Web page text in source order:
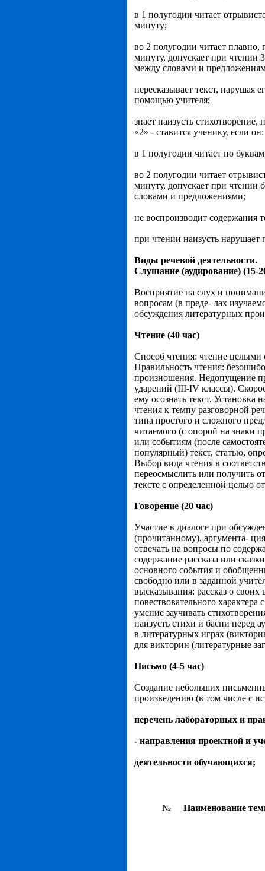
в 1 полугодии читает
минуту;
во 2 полугодии читает плавно,
минуту, допускает при чтении
между словами и
пересказывает текст, нарушая
помощью учителя;
знает наизусть
«2» - ставится ученику, если
в 1 полугодии читает по
во 2 полугодии читает
минуту, допускает при чтении
словами и предложениями;
не воспроизводит содержания
при чтении наизусть нарушает
Виды речевой деятельности.
Слушание (аудирование) (15-
Восприятие на слух и
вопросам (в преде- лах
обсуждения литературных
Чтение (40 час)
Способ чтения: чтение целыми
Правильность чтения:
произношения. Недопущение
ударений (III-IV классы).
ему осознать текст. Установка
чтения к темпу разговорной
типа простого и сложного
читаемого (с опорой на знаки
или событиям (после
популярный) текст, статью,
Выбор вида чтения в
переосмыслить или получить
тексте с определенной целью
Говорение (20 час)
Участие в диалоге при
(прочитанному), аргумента-
отвечать на вопросы по
содержание рассказа или
основного события и
свободно или в заданной
высказывания: рассказ о
повествовательного
умение заучивать
наизусть стихи и басни перед
в литературных играх
для викторин (литературные
Письмо (4-5 час)
Создание небольших
произведению (в том числе с
перечень лабораторных и
- направления проектной и
деятельности обучающихся;
№ Наименование